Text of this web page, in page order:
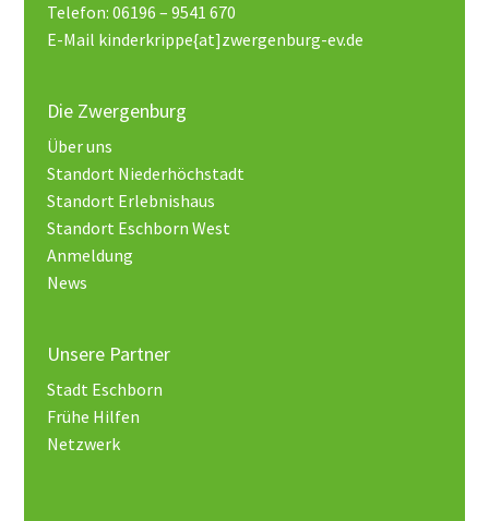
Telefon: 06196 – 9541 670
E-Mail kinderkrippe{at]zwergenburg-ev.de
Die Zwergenburg
Über uns
Standort Niederhöchstadt
Standort Erlebnishaus
Standort Eschborn West
Anmeldung
News
Unsere Partner
Stadt Eschborn
Frühe Hilfen
Netzwerk